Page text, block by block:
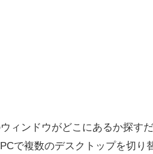
ィンドウがどこにあるか探す
で複数のデスクトップを切り